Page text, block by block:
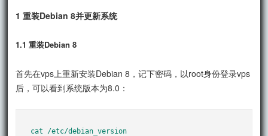
1 重装Debian 8并更新系统
1.1 重装Debian 8
首先在vps上重新安装Debian 8，记下密码，以root身份登录vps
后，可以看到系统版本为8.0：
cat /etc/debian_version